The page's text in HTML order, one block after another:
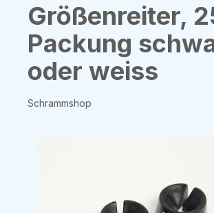
Größenreiter,
Packung
oder weiss
Schrammshop